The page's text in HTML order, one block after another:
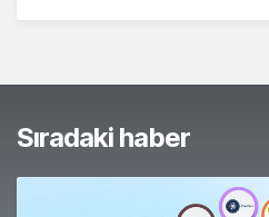
Sıradaki haber